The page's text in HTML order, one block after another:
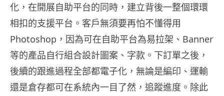
化，在開展自助平台的同時，建立背後一整個環環
相扣的支援平台。客戶無須要再怕不懂得用
Photoshop，因為可在自助平台為易拉架、Banner
等的產品自行組合設計圖案、字款。下訂單之後，
後續的跟進過程全部都電子化，無論是編印、運輸
還是倉存都可在系統內一目了然，追蹤進度。除此